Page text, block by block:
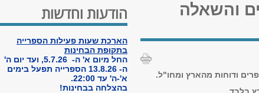
והשאלה
ודוחות מהארץ ומחו"ל.
הודעות וחדשות
הארכת שעות פעילות הספרייה
בתקופת הבחינות
החל מיום א' ה- 5.7.26, ועד יום ה'
ה- 13.8.26 הספרייה תפעל בימים
א'-ה' עד 22:00.
בהצלחה בבחינות!